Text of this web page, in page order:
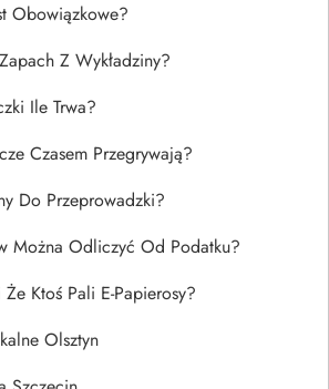
Obowiązkowe?
Z Wykładziny?
Ile Trwa?
Czasem Przegrywają?
Do Przeprowadzki?
Można Odliczyć Od Podatku?
Ktoś Pali E-Papierosy?
Olsztyn